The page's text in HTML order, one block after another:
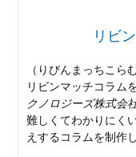
リビ
（りびんまっちこら
リビンマッチコラム
クノロジーズ株式会
難しくてわかりにく
えするコラムを制作